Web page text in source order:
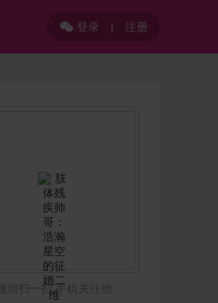
登录 | 注册
信扫一扫 手机关注他